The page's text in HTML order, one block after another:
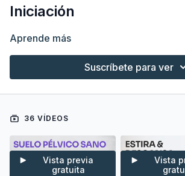
Iniciación
Aprende más
Suscríbete para ver
36 VÍDEOS
Vista previa
gratuita
Vista